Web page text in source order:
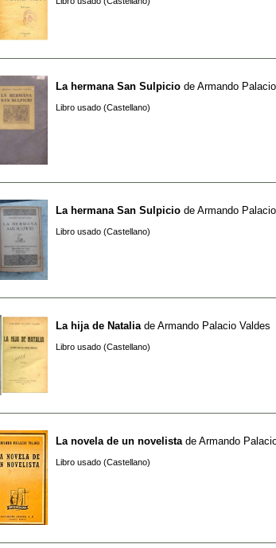
La hermana San Sulpicio de Armando
Libro usado (Castellano)
La hermana San Sulpicio de Armando
Libro usado (Castellano)
La hija de Natalia de Armando Palacio Valdes
Libro usado (Castellano)
La novela de un novelista de Armando
Libro usado (Castellano)